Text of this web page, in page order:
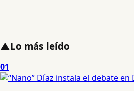
▲Lo más leído
01